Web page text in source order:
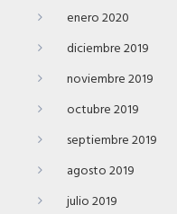
enero 2020
diciembre 2019
noviembre 2019
octubre 2019
septiembre 2019
agosto 2019
julio 2019